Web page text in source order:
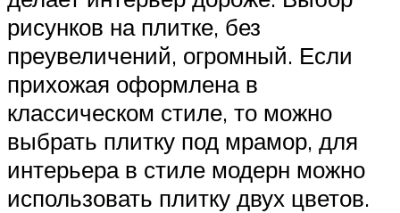
рисунков на плитке, без
преувеличений, огромный. Если
прихожая оформлена в
классическом стиле, то можно
выбрать плитку под мрамор, для
интерьера в стиле модерн можно
использовать плитку двух цветов.